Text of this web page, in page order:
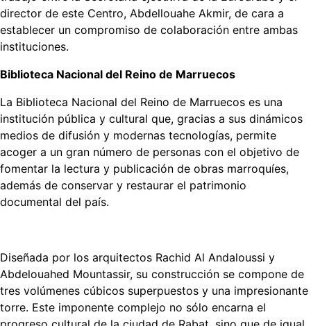
director de este Centro, Abdellouahe Akmir, de cara a
establecer un compromiso de colaboración entre ambas
instituciones.
Biblioteca Nacional del Reino de Marruecos
La Biblioteca Nacional del Reino de Marruecos es una
institución pública y cultural que, gracias a sus dinámicos
medios de difusión y modernas tecnologías, permite
acoger a un gran número de personas con el objetivo de
fomentar la lectura y publicación de obras marroquíes,
además de conservar y restaurar el patrimonio
documental del país.
Diseñada por los arquitectos Rachid Al Andaloussi y
Abdelouahed Mountassir, su construcción se compone de
tres volúmenes cúbicos superpuestos y una impresionante
torre. Este imponente complejo no sólo encarna el